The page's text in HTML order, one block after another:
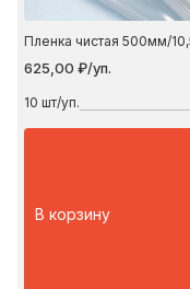
Пленка чистая 500мм/
625,00 ₽/уп.
10 шт/уп.
В корзину